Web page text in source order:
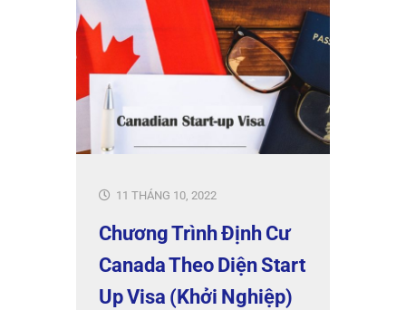
11 THÁNG 10, 2022
Chương Trình Định Cư
Canada Theo Diện Start
Up Visa (Khởi Nghiệp)